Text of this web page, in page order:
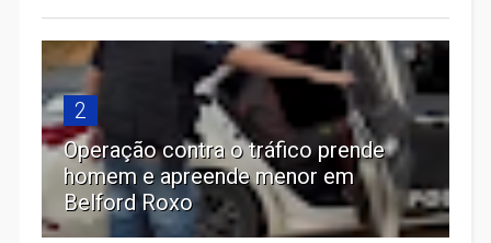
2
Operação contra o tráfico prende
homem e apreende menor em
Belford Roxo